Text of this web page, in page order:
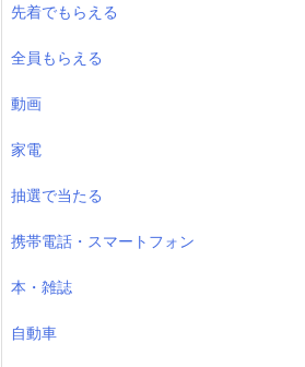
先着でもらえる
全員もらえる
動画
家電
抽選で当たる
携帯電話・スマートフォン
本・雑誌
自動車